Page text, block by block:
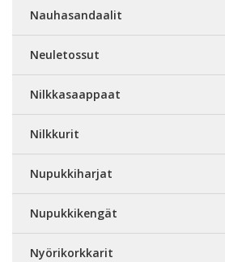
Nauhasandaalit
Neuletossut
Nilkkasaappaat
Nilkkurit
Nupukkiharjat
Nupukkikengät
Nyörikorkkarit